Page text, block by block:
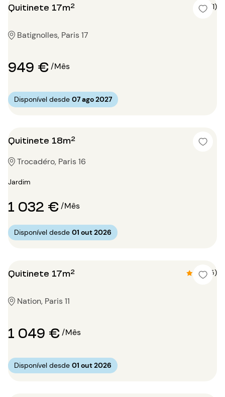
Quitinete 17m² 5 (1)
Batignolles, Paris 17
949 €/Mês
Disponível desde 07 ago 2027
Quitinete 18m²
Trocadéro, Paris 16
Jardim
1 032 €/Mês
Disponível desde 01 out 2026
Quitinete 17m² 4.8 (5)
Nation, Paris 11
1 049 €/Mês
Disponível desde 01 out 2026